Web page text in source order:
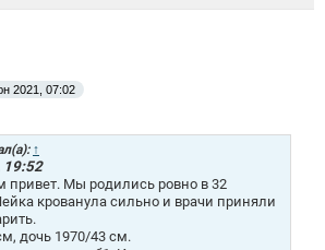
2021, 07:02
↑
19:52
привет. Мы родились ровно в 32
крованула сильно и врачи приняли
дочь 1970/43 см.